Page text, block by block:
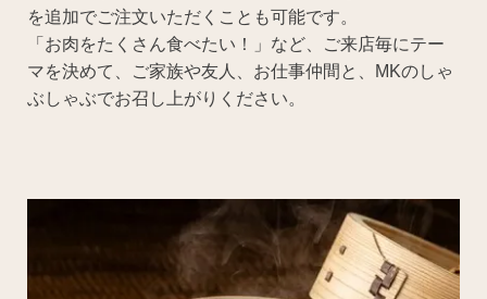
を追加でご注文いただくことも可能です。
「お肉をたくさん食べたい！」など、ご来店毎にテー
マを決めて、ご家族や友人、お仕事仲間と、MKのしゃ
ぶしゃぶでお召し上がりください。